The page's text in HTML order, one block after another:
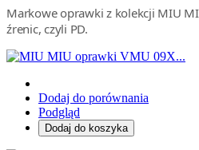
Markowe oprawki z kolekcji MIU
źrenic, czyli PD.
Dodaj do porównania
Podgląd
Dodaj do koszyka